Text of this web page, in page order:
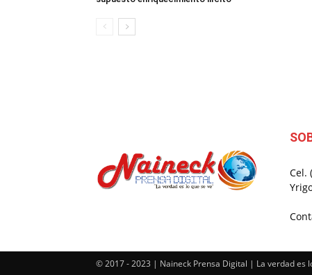
Cel.
© 2017 - 2023 | Naineck Prensa Digital | La verdad es